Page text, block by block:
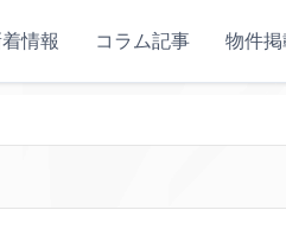
情報 コラム記事 物件